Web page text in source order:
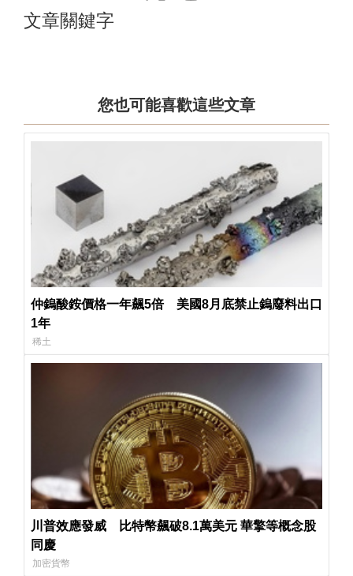
文章關鍵字
您也可能喜歡這些文章
仲鎢酸銨價格一年飆5倍 美國8月底禁止鎢廢料出口
1年
稀土
川普效應發威 比特幣飆破8.1萬美元 華擎等概念股
同慶
加密貨幣